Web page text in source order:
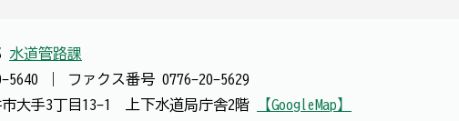
水道管路課
5640 ファクス番号 0776-20-5629
大手3丁目13-1 上下水道局庁舎2階
【GoogleMap】